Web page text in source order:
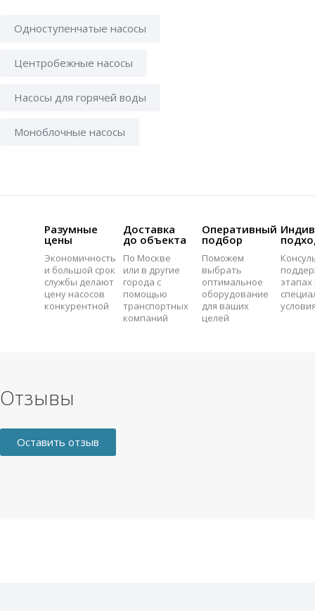
Одноступенчатые насосы
Центробежные насосы
Насосы для горячей воды
Моноблочные насосы
Разумные
цены
Экономичность
и большой срок
службы делают
цену насосов
конкурентной
Доставка
до объекта
По Москве
или в другие
города с
помощью
транспортных
компаний
Оперативный
подбор
Поможем
выбрать
оптимальное
оборудование
для ваших
целей
этапах
Отзывы
Оставить отзыв